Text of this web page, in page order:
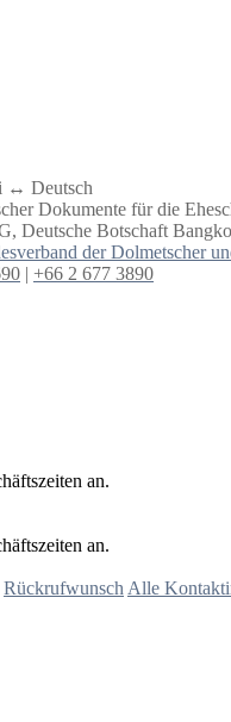
↔︎ Deutsch
Dokumente für die
Deutsche Botschaft
der Dolmetscher
| +66 2 677 3890
an.
an.
Rückrufwunsch Alle